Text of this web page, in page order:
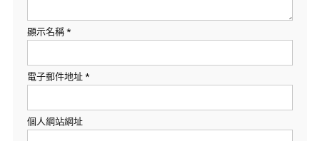
顯示名稱 *
電子郵件地址 *
個人網站網址